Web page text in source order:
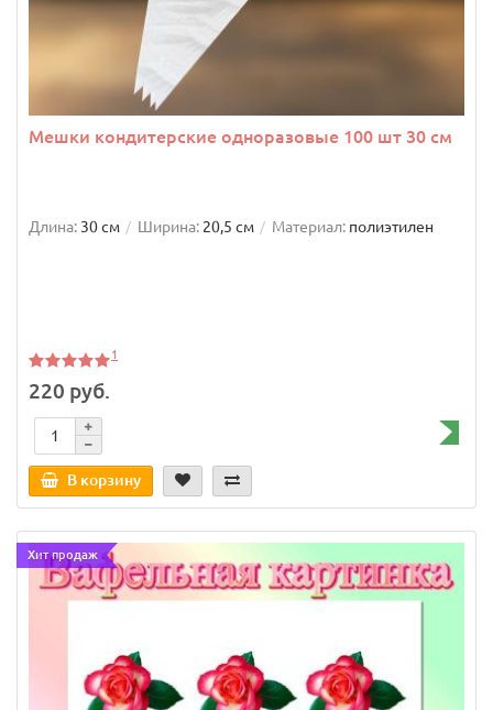
Мешки кондитерские одноразовые 100 шт 30 см
Длина: 30 см Ширина: 20,5 см Материал: полиэтилен
1
220 руб.
В корзину
Хит продаж